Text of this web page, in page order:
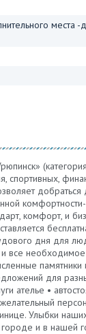
места
спортивных,
комфорт, и
дня для
все
для
ателье •
Улыбки
и в нашей